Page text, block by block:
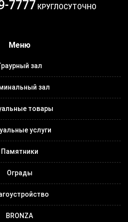
7777 КРУГЛОСУТОЧНО
Меню
зал
зал
товары
услуги
Памятники
Ограды
BRONZA